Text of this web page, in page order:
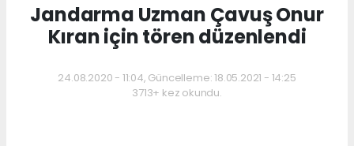
Jandarma Uzman Çavuş Onur
Kıran için tören düzenlendi
24.08.2020 - 11:04, Güncelleme: 18.05.2021 - 14:25
3713+ kez okundu.